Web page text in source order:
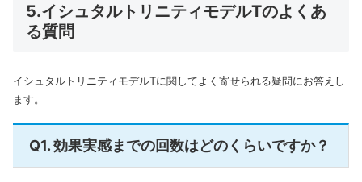
5.イシュタルトリニティモデルTのよくあ
る質問
イシュタルトリニティモデルTに関してよく寄せられる疑問にお答えし
ます。
Q1. 効果実感までの回数はどのくらいですか？